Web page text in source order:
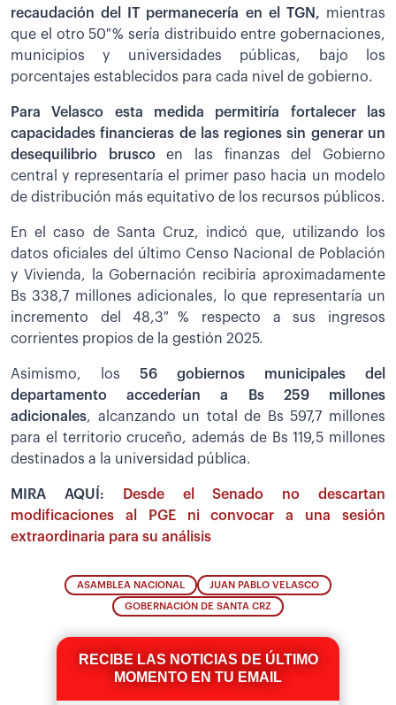
recaudación del IT permanecería en el TGN, mientras
que el otro 50 % sería distribuido entre gobernaciones,
municipios y universidades públicas, bajo los
porcentajes establecidos para cada nivel de gobierno.
Para Velasco esta medida permitiría fortalecer las
capacidades financieras de las regiones sin generar un
desequilibrio bruscoen las finanzas del Gobierno
central
y representaría el primer paso hacia un modelo
de distribución más equitativo de los recursos públicos.
En el caso de Santa Cruz, indicó que, utilizando los
datos oficiales del último Censo Nacional de Población
y Vivienda, la Gobernación recibiría aproximadamente
Bs 338,7 millones adicionales, lo que representaría un
incremento del 48,3 % respecto a sus ingresos
corrientes propios de la gestión 2025.
Asimismo, los 56 gobiernos municipales del
departamento accederían a Bs 259 millones
adicionales, alcanzando un total de Bs 597,7 millones
para el territorio cruceño, además de Bs 119,5 millones
destinados a la universidad pública.
MIRA AQUÍ:
Desde el Senado no descartan
modificaciones al PGE ni convocar a una sesión
extraordinaria para su análisis
ASAMBLEA NACIONAL JUAN PABLO VELASCO
GOBERNACIÓN DE SANTA CRZ
RECIBE LAS NOTICIAS DE ÚLTIMO
MOMENTO EN TU EMAIL